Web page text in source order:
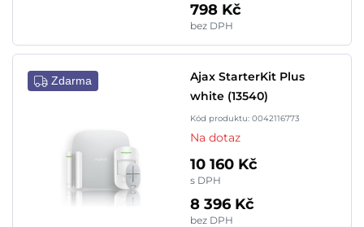
798 Kč
bez DPH
Zdarma
Ajax StarterKit Plus
white (13540)
Kód produktu: 0042116773
Na dotaz
10 160 Kč
s DPH
8 396 Kč
bez DPH